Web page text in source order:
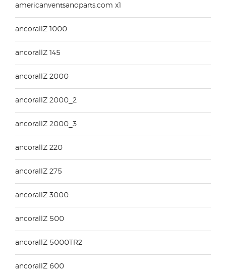
americanventsandparts.com x1
ancorallZ 1000
ancorallZ 145
ancorallZ 2000
ancorallZ 2000_2
ancorallZ 2000_3
ancorallZ 220
ancorallZ 275
ancorallZ 3000
ancorallZ 500
ancorallZ 5000TR2
ancorallZ 600